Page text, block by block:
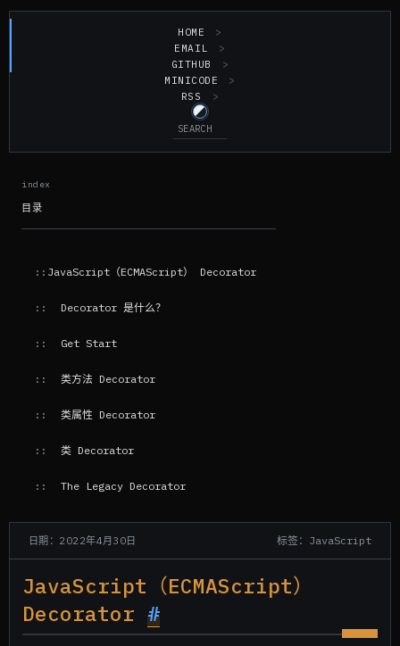
HOME
EMAIL
GITHUB
MINICODE
RSS
日期：2022年4月30日 标签：JavaScript
JavaScript（ECMAScript）
Decorator #
目录
JavaScript（ECMAScript） Decorator
Decorator 是什么？
Get Start
类方法 Decorator
类属性 Decorator
类 Decorator
The Legacy Decorator
参考资料